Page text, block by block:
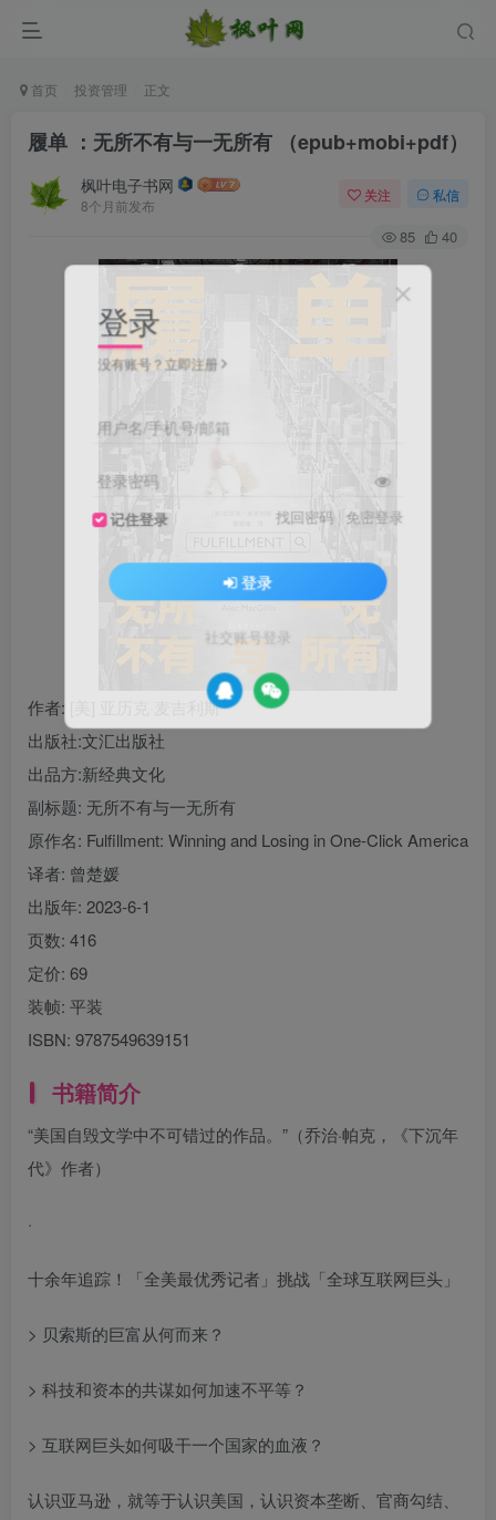
首页 投资管理 正文
履单 ：无所不有与一无所有 （epub+mobi+pdf）
枫叶电子书网
8个月前发布
关注 私信
85 40
作者: [美] 亚历克·麦吉利斯
出版社:文汇出版社
出品方:新经典文化
副标题: 无所不有与一无所有
原作名: Fulfillment: Winning and Losing in One-Click America
译者: 曾楚媛
出版年: 2023-6-1
页数: 416
定价: 69
装帧: 平装
ISBN: 9787549639151
书籍简介
“美国自毁文学中不可错过的作品。”（乔治·帕克，《下沉年
代》作者）
·
十余年追踪！「全美最优秀记者」挑战「全球互联网巨头」
> 贝索斯的巨富从何而来？
> 科技和资本的共谋如何加速不平等？
> 互联网巨头如何吸干一个国家的血液？
认识亚马逊，就等于认识美国，认识资本垄断、官商勾结、
登录
没有账号？立即注册
用户名/手机号/邮箱
登录密码
记住登录 找回密码 免密登录
登录
社交账号登录